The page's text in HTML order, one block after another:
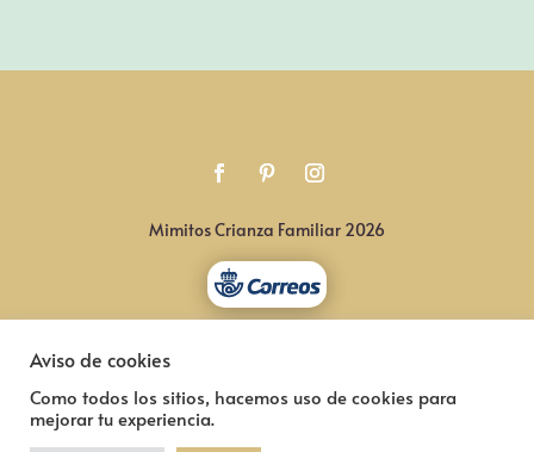
Mimitos Crianza Familiar 2026
Aviso de cookies
Como todos los sitios, hacemos uso de cookies para
mejorar tu experiencia.